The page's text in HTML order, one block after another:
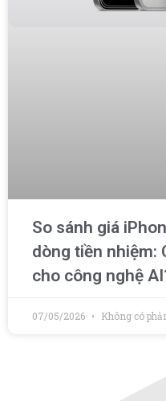
So sánh giá
dòng tiền nhiệm:
cho công nghệ
07/05/2026 Không có